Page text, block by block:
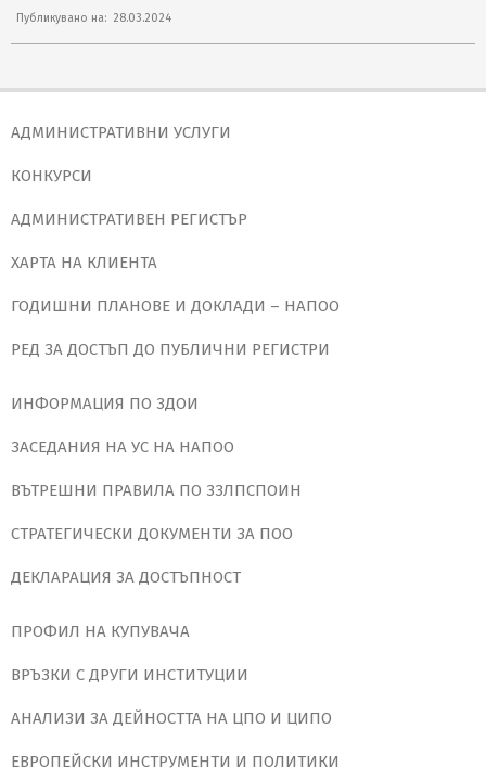
Публикувано на: 28.03.2024
АДМИНИСТРАТИВНИ УСЛУГИ
КОНКУРСИ
АДМИНИСТРАТИВЕН РЕГИСТЪР
ХАРТА НА КЛИЕНТА
ГОДИШНИ ПЛАНОВЕ И ДОКЛАДИ – НАПОО
РЕД ЗА ДОСТЪП ДО ПУБЛИЧНИ РЕГИСТРИ
ИНФОРМАЦИЯ ПО ЗДОИ
ЗАСЕДАНИЯ НА УС НА НАПОО
ВЪТРЕШНИ ПРАВИЛА ПО ЗЗЛПСПОИН
СТРАТЕГИЧЕСКИ ДОКУМЕНТИ ЗА ПОО
ДЕКЛАРАЦИЯ ЗА ДОСТЪПНОСТ
ПРОФИЛ НА КУПУВАЧА
ВРЪЗКИ С ДРУГИ ИНСТИТУЦИИ
АНАЛИЗИ ЗА ДЕЙНОСТТА НА ЦПО И ЦИПО
ЕВРОПЕЙСКИ ИНСТРУМЕНТИ И ПОЛИТИКИ